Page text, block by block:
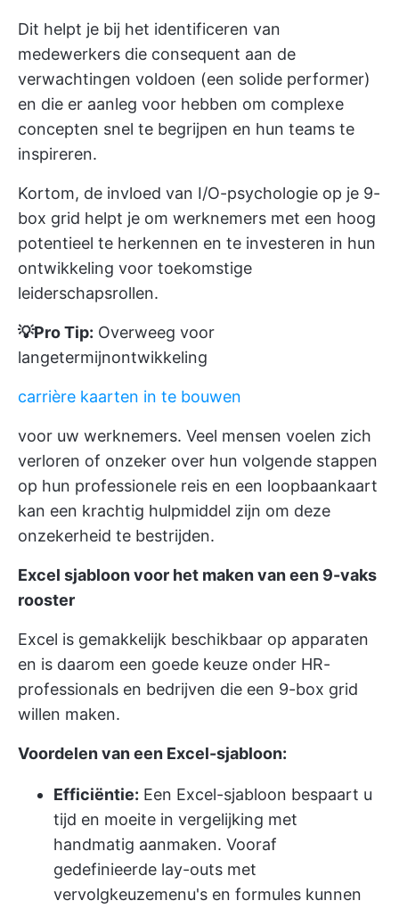
Dit helpt je bij het identificeren van
medewerkers die consequent aan de
verwachtingen voldoen (een solide performer)
en die er aanleg voor hebben om complexe
concepten snel te begrijpen en hun teams te
inspireren.
Kortom, de invloed van I/O-psychologie op je 9-
box grid helpt je om werknemers met een hoog
potentieel te herkennen en te investeren in hun
ontwikkeling voor toekomstige
leiderschapsrollen.
💡Pro Tip: Overweeg voor
langetermijnontwikkeling
carrière kaarten in te bouwen
voor uw werknemers. Veel mensen voelen zich
verloren of onzeker over hun volgende stappen
op hun professionele reis en een loopbaankaart
kan een krachtig hulpmiddel zijn om deze
onzekerheid te bestrijden.
Excel sjabloon voor het maken van een 9-vaks
rooster
Excel is gemakkelijk beschikbaar op apparaten
en is daarom een goede keuze onder HR-
professionals en bedrijven die een 9-box grid
willen maken.
Voordelen van een Excel-sjabloon:
Efficiëntie: Een Excel-sjabloon bespaart u
tijd en moeite in vergelijking met
handmatig aanmaken. Vooraf
gedefinieerde lay-outs met
vervolgkeuzemenu's en formules kunnen